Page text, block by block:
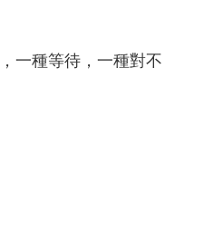
一種等待，一種對不